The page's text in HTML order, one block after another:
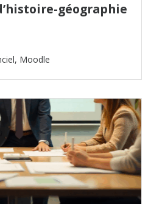
géographie
Moodle